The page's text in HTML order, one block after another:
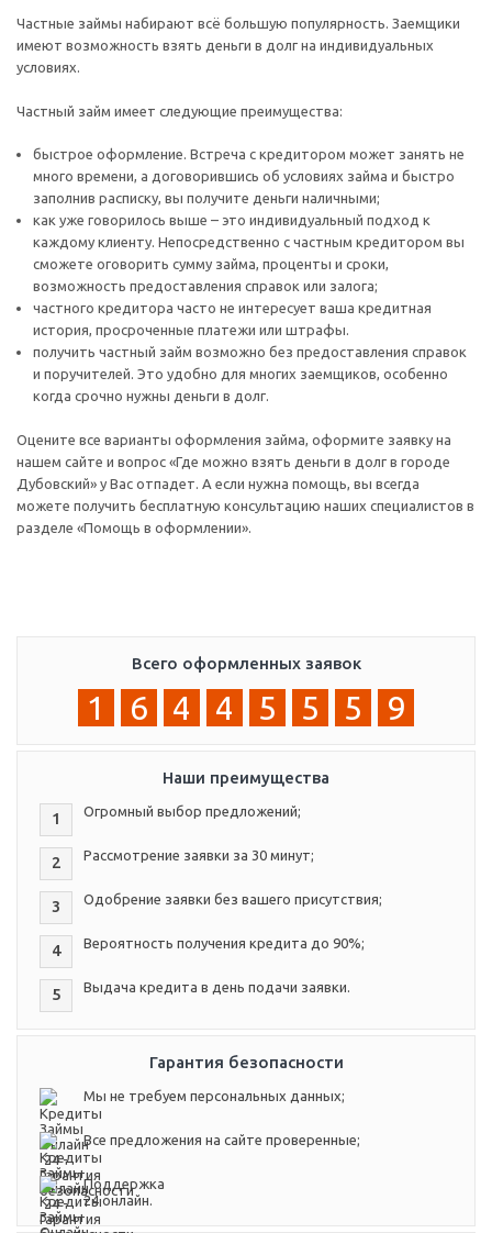
Частные займы набирают всё большую популярность. Заемщики
имеют возможность взять деньги в долг на индивидуальных
условиях.
Частный займ имеет следующие преимущества:
быстрое оформление. Встреча с кредитором может занять не
много времени, а договорившись об условиях займа и быстро
заполнив расписку, вы получите деньги наличными;
как уже говорилось выше – это индивидуальный подход к
каждому клиенту. Непосредственно с частным кредитором вы
сможете оговорить сумму займа, проценты и сроки,
возможность предоставления справок или залога;
частного кредитора часто не интересует ваша кредитная
история, просроченные платежи или штрафы.
получить частный займ возможно без предоставления справок
и поручителей. Это удобно для многих заемщиков, особенно
когда срочно нужны деньги в долг.
Оцените все варианты оформления займа, оформите заявку на
нашем сайте и вопрос «Где можно взять деньги в долг в городе
Дубовский» у Вас отпадет. А если нужна помощь, вы всегда
можете получить бесплатную консультацию наших специалистов в
разделе «Помощь в оформлении».
Всего оформленных заявок
1 6 4 4 5 5 5 9
Наши преимущества
1 Огромный выбор предложений;
2 Рассмотрение заявки за 30 минут;
3 Одобрение заявки без вашего присутствия;
4 Вероятность получения кредита до 90%;
5 Выдача кредита в день подачи заявки.
Гарантия безопасности
Мы не требуем персональных данных;
Все предложения на сайте проверенные;
Поддержка
24 онлайн.